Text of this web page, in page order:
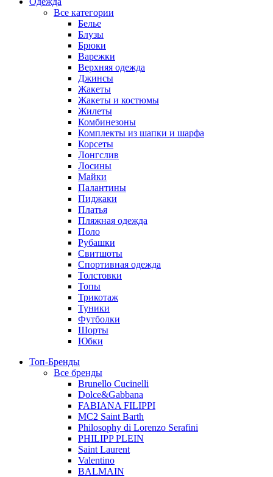
Все категории
Белье
Блузы
Брюки
Варежки
Верхняя одежда
Джинсы
Жакеты
Жакеты и костюмы
Жилеты
Комбинезоны
Комплекты из шапки и шарфа
Корсеты
Лонгслив
Лосины
Майки
Палантины
Пиджаки
Платья
Пляжная одежда
Поло
Рубашки
Свитшоты
Спортивная одежда
Толстовки
Топы
Трикотаж
Туники
Футболки
Шорты
Юбки
Топ-Бренды
Все бренды
Brunello Cucinelli
Dolce&Gabbana
FABIANA FILIPPI
MC2 Saint Barth
Philosophy di Lorenzo Serafini
PHILIPP PLEIN
Saint Laurent
Valentino
BALMAIN